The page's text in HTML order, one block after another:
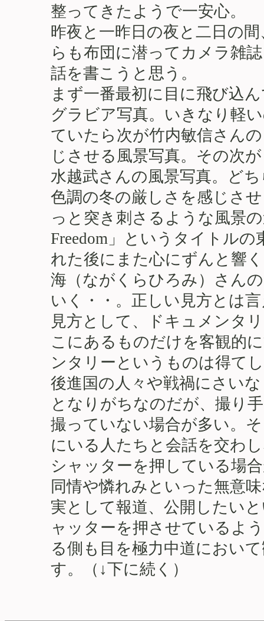
整ってきたようで一安心。
昨夜と一昨日の夜と二日の
らも布団に潜ってカメラ雑
話を書こうと思う。
まず一番最初に目に飛び込
グラビア写真。いきなり軽
ていたら次が竹内敏信さん
じさせる風景写真。その次
水越武さんの風景写真。ど
色調の冬の厳しさを感じさ
っと突き刺さるような風景
Freedom」というタイトル
れた後にまた心にずんと響
海（ながくらひろみ）さん
いく・・。正しい見方とは
見方として、ドキュメンタ
こにあるものだけを客観的
ンタリーというものは得て
後進国の人々や戦禍にさい
となりがちなのだが、撮り
撮っていない場合が多い。
にいる人たちと会話を交わ
シャッターを押している場
同情や憐れみといった無意
実として報道、公開したい
ャッターを押させているよ
る側も目を極力中道におい
す。（↓下に続く）